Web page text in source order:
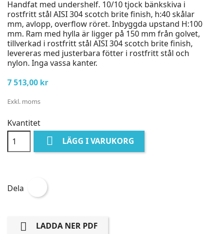
Handfat med undershelf. 10/10 tjock bänkskiva i
rostfritt stål AISI 304 scotch brite finish, h:40 skålar
mm, avlopp, overflow röret. Inbyggda upstand H:100
mm. Ram med hylla är ligger på 150 mm från golvet,
tillverkad i rostfritt stål AISI 304 scotch brite finish,
levereras med justerbara fötter i rostfritt stål och
nylon. Inga vassa kanter.
7 513,00 kr
Exkl. moms
Kvantitet
 LÄGG I VARUKORG
Dela
 LADDA NER PDF